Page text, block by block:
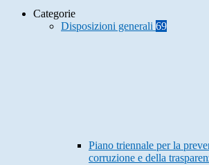
Categorie
Disposizioni generali 69
Piano triennale per la
corruzione e della